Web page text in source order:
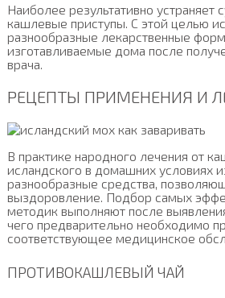
Наиболее результативно
кашлевые приступы. С этой целью
разнообразные лекарственные
изготавливаемые дома после
врача.
РЕЦЕПТЫ ПРИМЕНЕНИЯ И
В практике народного лечения от
исландского в домашних условиях
разнообразные средства,
выздоровление. Подбор самых
методик выполняют после
чего предварительно необходимо
соответствующее медицинское
ПРОТИВОКАШЛЕВЫЙ ЧАЙ